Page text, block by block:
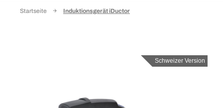
Startseite Induktionsgerät iDuctor
Schweizer Version